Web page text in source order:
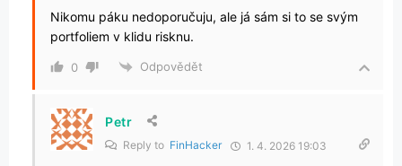
Nikomu páku nedoporučuju, ale já sám si to se svým
portfoliem v klidu risknu.
0 Odpovědět
Petr
Reply to FinHacker 1. 4. 2026 19:03